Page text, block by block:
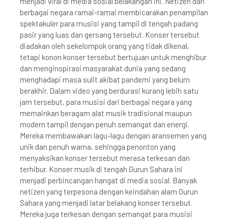
berbagai negara ramai-ramai membicarakan penampilan
spektakuler para musisi yang tampil di tengah padang
pasir yang luas dan gersang tersebut. Konser tersebut
diadakan oleh sekelompok orang yang tidak dikenal,
tetapi konon konser tersebut bertujuan untuk menghibur
dan menginspirasi masyarakat dunia yang sedang
menghadapi masa sulit akibat pandemi yang belum
berakhir. Dalam video yang berdurasi kurang lebih satu
jam tersebut, para musisi dari berbagai negara yang
memainkan beragam alat musik tradisional maupun
modern tampil dengan penuh semangat dan energi.
Mereka membawakan lagu-lagu dengan aransemen yang
unik dan penuh warna, sehingga penonton yang
menyaksikan konser tersebut merasa terkesan dan
terhibur. Konser musik di tengah Gurun Sahara ini
menjadi perbincangan hangat di media sosial. Banyak
netizen yang terpesona dengan keindahan alam Gurun
Sahara yang menjadi latar belakang konser tersebut.
Mereka juga terkesan dengan semangat para musisi